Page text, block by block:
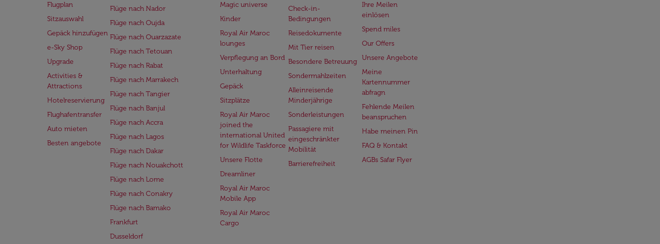
Flugplan
Sitzauswahl
Gepäck hinzufügen
e-Sky Shop
Upgrade
Activities &
Attractions
Hotelreservierung
Flughafentransfer
Auto mieten
Besten angebote
Flüge nach Nador
Flüge nach Oujda
Flüge nach Ouarzazate
Flüge nach Tetouan
Flüge nach Rabat
Flüge nach Marrakech
Flüge nach Tangier
Flüge nach Banjul
Flüge nach Accra
Flüge nach Lagos
Flüge nach Dakar
Flüge nach Nouakchott
Flüge nach Lome
Flüge nach Conakry
Flüge nach Bamako
Frankfurt
Dusseldorf
Magic universe
Kinder
Royal Air Maroc
lounges
Verpflegung an Bord
Unterhaltung
Gepäck
Sitzplätze
Royal Air Maroc
joined the
international United
for Wildlife Taskforce
Unsere Flotte
Dreamliner
Royal Air Maroc
Mobile App
Royal Air Maroc
Cargo
Check-in-
Bedingungen
Reisedokumente
Mit Tier reisen
Besondere Betreuung
Sondermahlzeiten
Alleinreisende
Minderjährige
Sonderleistungen
Passagiere mit
eingeschränkter
Mobilität
Barrierefreiheit
Ihre Meilen
einlösen
Spend miles
Our Offers
Unsere Angebote
Meine
Kartennummer
abfragn
Fehlende Meilen
beanspruchen
Habe meinen Pin
FAQ & Kontakt
AGBs Safar Flyer